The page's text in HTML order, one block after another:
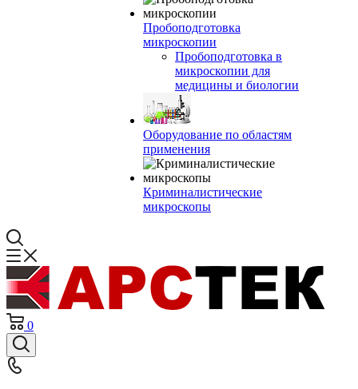
Пробоподготовка
микроскопии
Пробоподготовка в
микроскопии для
медицины и биологии
Оборудование по областям
применения
Криминалистические
микроскопы
0